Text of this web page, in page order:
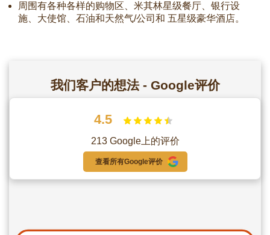
周围有各种各样的购物区、米其林星级餐厅、银行设
施、大使馆、石油和天然气/公司和 五星级豪华酒店。
我们客户的想法 - Google评价
4.5
213 Google上的评价
查看所有Google评价